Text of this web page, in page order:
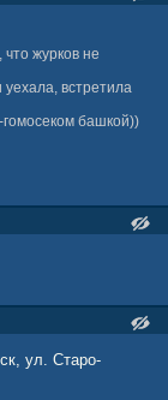
журков не
уехала, встретила
башкой))
ул. Старо-